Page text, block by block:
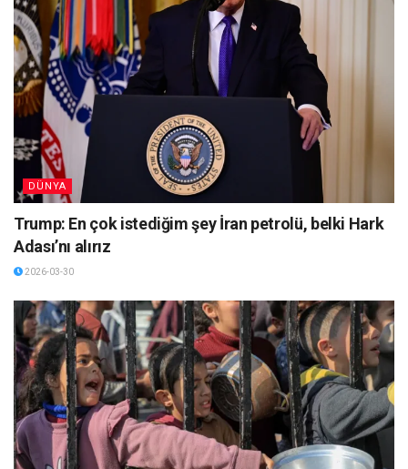
DÜNYA
Trump: En çok istediğim şey İran petrolü, belki Hark
Adası’nı alırız
2026-03-30